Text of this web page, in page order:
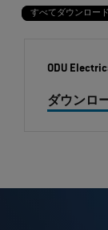
すべてダウンロード
ODU
ダウンロ